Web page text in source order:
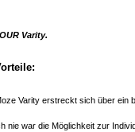
Varity.
Varity erstreckt sich über ein
nie war die Möglichkeit zur